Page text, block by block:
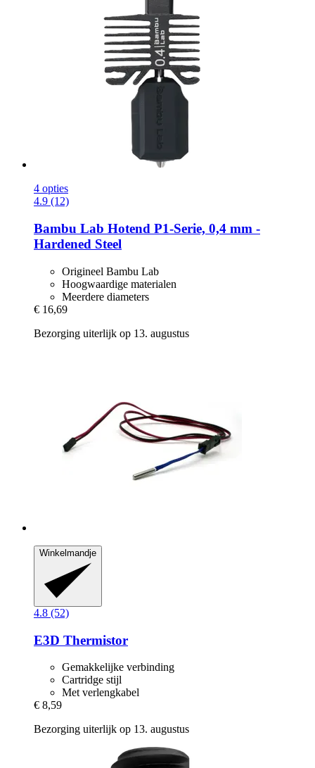
4 opties
4.9 (12)
Bambu Lab Hotend P1-​Serie, 0,4 mm -​
Hardened Steel
Origineel Bambu Lab
Hoogwaardige materialen
Meerdere diameters
€ 16,69
Bezorging uiterlijk op 13. augustus
Winkelmandje
4.8 (52)
E3D Thermistor
Gemakkelijke verbinding
Cartridge stijl
Met verlengkabel
€ 8,59
Bezorging uiterlijk op 13. augustus